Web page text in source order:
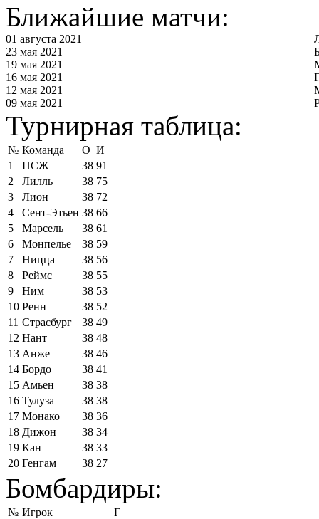
Ближайшие матчи:
01 августа 2021
23 мая 2021
19 мая 2021
16 мая 2021
12 мая 2021
09 мая 2021
Турнирная таблица:
№ Команда О И
1
ПСЖ 38 91
2
Лилль 38 75
3
Лион 38 72
4
Сент-Этьен 38 66
5
Марсель 38 61
6
Монпелье 38 59
7
Ницца 38 56
8
Реймс 38 55
9
Ним 38 53
10 Ренн 38 52
11 Страсбург 38 49
12 Нант 38 48
13 Анже 38 46
14 Бордо 38 41
15 Амьен 38 38
16 Тулуза 38 38
17 Монако 38 36
18 Дижон 38 34
19 Кан 38 33
20 Генгам 38 27
Бомбардиры:
№ Игрок
Г